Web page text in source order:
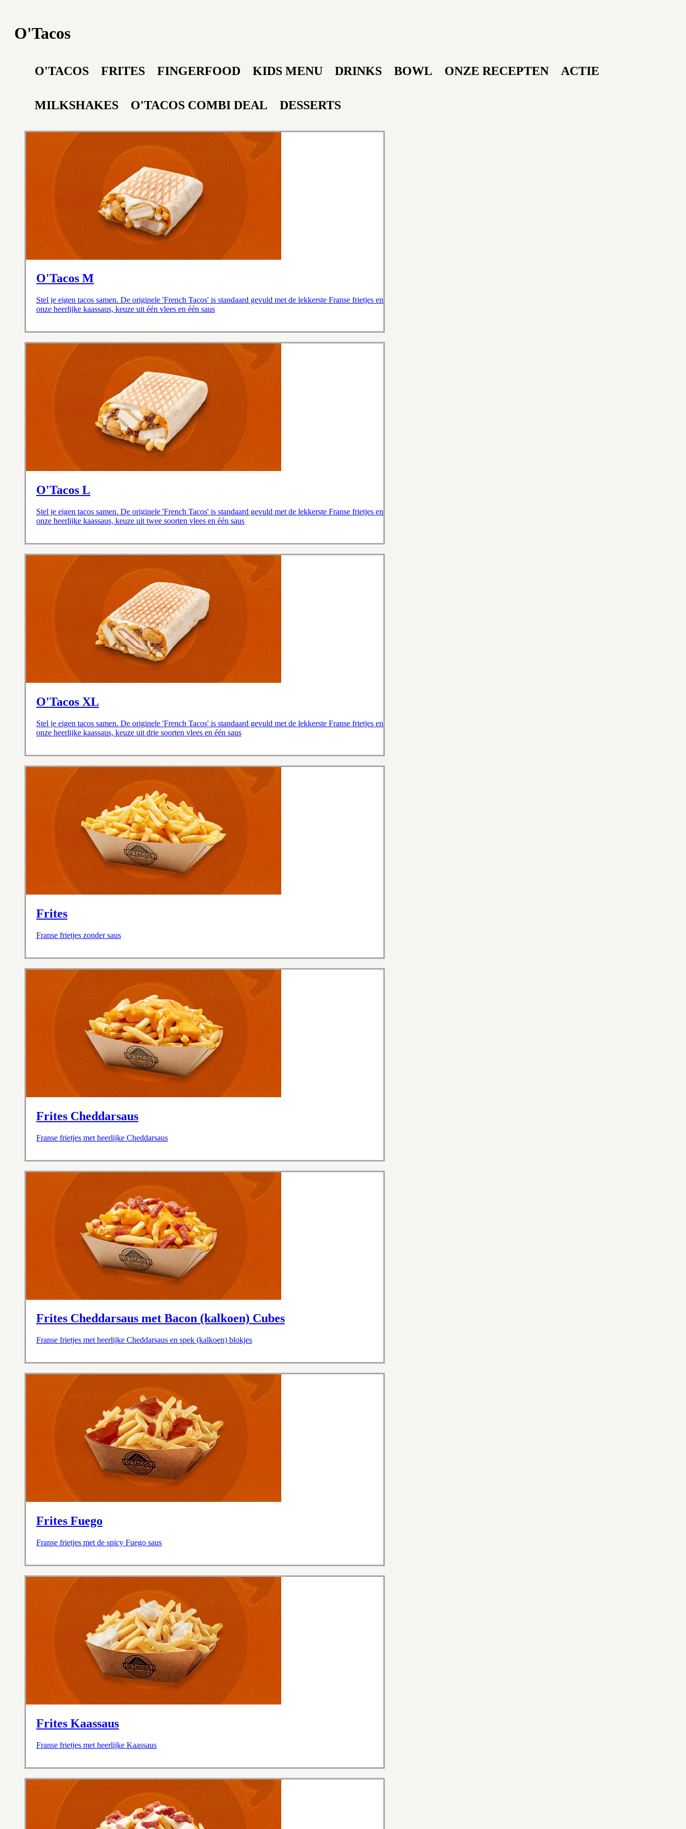
O'Tacos
O'TACOS FRITES FINGERFOOD KIDS MENU DRINKS BOWL ONZE RECEPTEN ACTIE
MILKSHAKES O'TACOS COMBI DEAL DESSERTS
O'Tacos M
Stel je eigen tacos samen. De originele 'French Tacos' is standaard gevuld met de lekkerste Franse frietjes en
onze heerlijke kaassaus, keuze uit één vlees en één saus
O'Tacos L
Stel je eigen tacos samen. De originele 'French Tacos' is standaard gevuld met de lekkerste Franse frietjes en
onze heerlijke kaassaus, keuze uit twee soorten vlees en één saus
O'Tacos XL
Stel je eigen tacos samen. De originele 'French Tacos' is standaard gevuld met de lekkerste Franse frietjes en
onze heerlijke kaassaus, keuze uit drie soorten vlees en één saus
Frites
Franse frietjes zonder saus
Frites Cheddarsaus
Franse frietjes met heerlijke Cheddarsaus
Frites Cheddarsaus met Bacon (kalkoen) Cubes
Franse frietjes met heerlijke Cheddarsaus en spek (kalkoen) blokjes
Frites Fuego
Franse frietjes met de spicy Fuego saus
Frites Kaassaus
Franse frietjes met heerlijke Kaassaus